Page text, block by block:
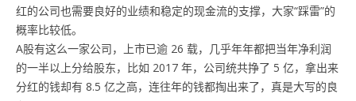
红的公司也需要良好的业绩和稳定的现金流的支撑，大家“踩雷”的
概率比较低。
A股有这么一家公司，上市已逾 26 载，几乎年年都把当年净利润
的一半以上分给股东，比如 2017 年，公司统共挣了 5 亿，拿出来
分红的钱却有 8.5 亿之高，连往年的钱都掏出来了，真是大写的良